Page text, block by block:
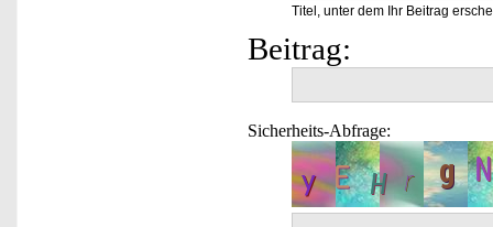
Titel, unter dem Ihr Beitrag
Beitrag:
Sicherheits-Abfrage: